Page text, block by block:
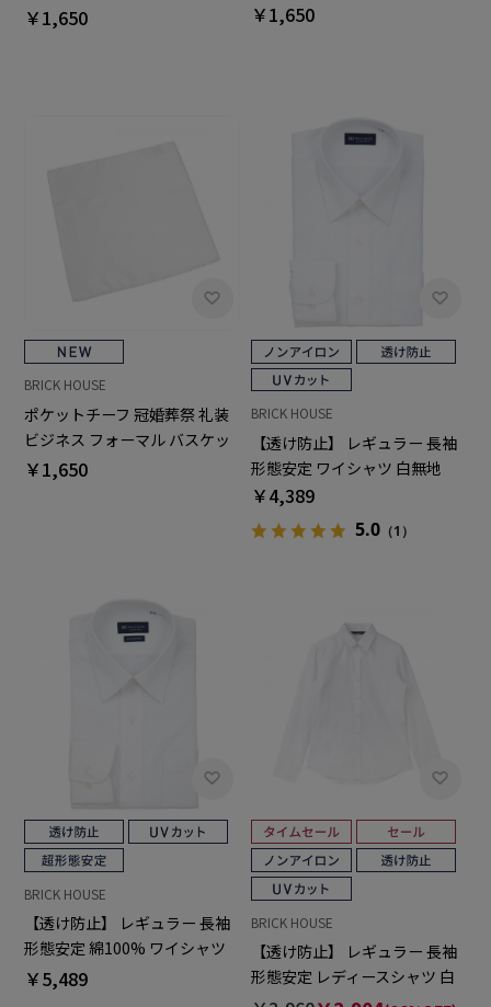
ト織柄
￥1,650 ￥1,650
BRICK HOUSE
ポケットチーフ 冠婚葬祭 礼装
ビジネス フォーマル バスケッ
ト織柄
￥1,650
BRICK HOUSE
【透け防止】 レギュラー 長袖
形態安定 ワイシャツ 白無地
￥4,389
5.0 （1）
BRICK HOUSE
【透け防止】 レギュラー 長袖
形態安定 綿100% ワイシャツ
白無地
￥5,489
BRICK HOUSE
【透け防止】 レギュラー 長袖
形態安定 レディースシャツ 白
無地